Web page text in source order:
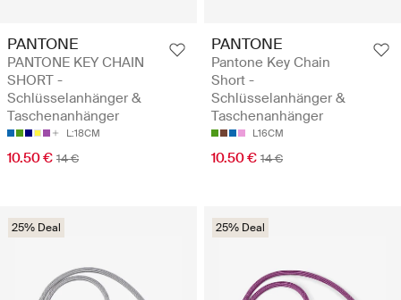
PANTONE
PANTONE KEY CHAIN
SHORT -
Schlüsselanhänger &
Taschenanhänger
L:18CM
10.50 € 14 €
PANTONE
Pantone Key Chain
Short -
Schlüsselanhänger &
Taschenanhänger
L16CM
10.50 € 14 €
25% Deal 25% Deal